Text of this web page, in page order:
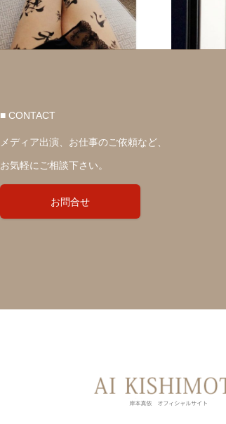
■ CONTACT
メディア出演、お仕事のご依頼など、
お気軽にご相談下さい。
お問合せ